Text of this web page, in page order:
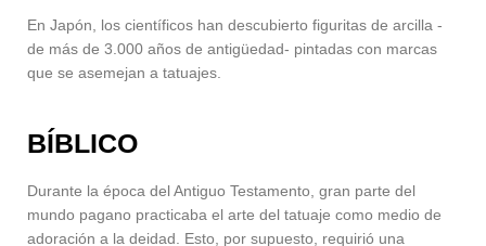
En Japón, los científicos han descubierto figuritas de arcilla -
de más de 3.000 años de antigüedad- pintadas con marcas
que se asemejan a tatuajes.
BÍBLICO
Durante la época del Antiguo Testamento, gran parte del
mundo pagano practicaba el arte del tatuaje como medio de
adoración a la deidad. Esto, por supuesto, requirió una